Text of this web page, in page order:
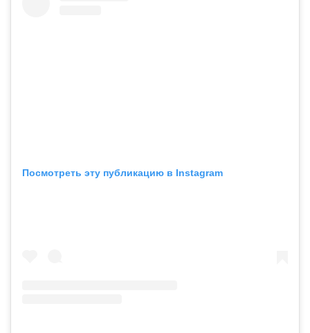
Посмотреть эту публикацию в Instagram